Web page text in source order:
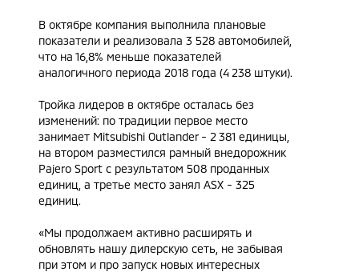
В октябре компания выполнила плановые
показатели и реализовала 3 528 автомобилей,
что на 16,8% меньше показателей
аналогичного периода 2018 года (4 238 штуки).
Тройка лидеров в октябре осталась без
изменений: по традиции первое место
занимает Mitsubishi Outlander - 2 381 единицы,
на втором разместился рамный внедорожник
Pajero Sport с результатом 508 проданных
единиц, а третье место занял ASX - 325
единиц.
«Мы продолжаем активно расширять и
обновлять нашу дилерскую сеть, не забывая
при этом и про запуск новых интересных